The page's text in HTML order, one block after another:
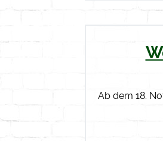
Ab dem 18.